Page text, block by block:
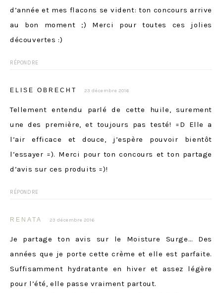
d’année et mes flacons se vident: ton concours arrive
au bon moment ;) Merci pour toutes ces jolies
découvertes :)
RÉPONDRE
ELISE OBRECHT 23 décembre 2016
Tellement entendu parlé de cette huile, surement
une des première, et toujours pas testé! =D Elle a
l’air efficace et douce, j’espère pouvoir bientôt
l’essayer =). Merci pour ton concours et ton partage
d’avis sur ces produits =)!
RÉPONDRE
RENATA 23 décembre 2016
Je partage ton avis sur le Moisture Surge… Des
années que je porte cette crème et elle est parfaite.
Suffisamment hydratante en hiver et assez légère
pour l’été, elle passe vraiment partout.